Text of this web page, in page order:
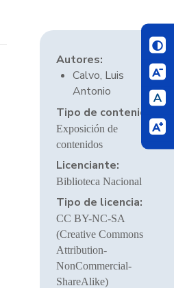
Autores:
Calvo, Luis
Antonio
Tipo de contenido:
Exposición de
contenidos
Licenciante:
Biblioteca Nacional
Tipo de licencia:
CC BY-NC-SA
(Creative Commons
Attribution-
NonCommercial-
ShareAlike)